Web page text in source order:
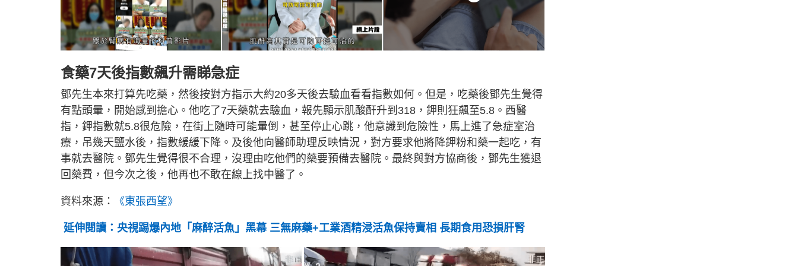
食藥7天後指數飆升需睇急症
鄧先生本來打算先吃藥，然後按對方指示大約20多天後去驗血看看指數如何。但是，吃藥後鄧先生覺得
有點頭暈，開始感到擔心。他吃了7天藥就去驗血，報先顯示肌酸酐升到318，鉀則狂飆至5.8。西醫
指，鉀指數就5.8很危險，在街上隨時可能暈倒，甚至停止心跳，他意識到危險性，馬上進了急症室治
療，吊幾天鹽水後，指數緩緩下降。及後他向醫師助理反映情況，對方要求他將降鉀粉和藥一起吃，有
事就去醫院。鄧先生覺得很不合理，沒理由吃他們的藥要預備去醫院。最終與對方協商後，鄧先生獲退
回藥費，但今次之後，他再也不敢在線上找中醫了。
資料來源： 《東張西望》
延伸閱讀：央視踢爆內地「麻醉活魚」黑幕 三無麻藥+工業酒精浸活魚保持賣相 長期食用恐損肝腎